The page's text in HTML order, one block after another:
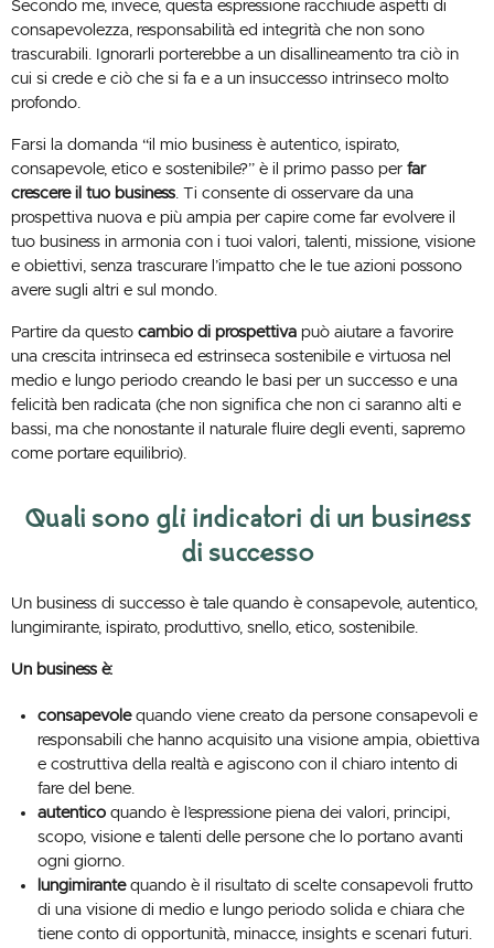
Secondo me, invece, questa espressione racchiude aspetti di
consapevolezza, responsabilità ed integrità che non sono
trascurabili. Ignorarli porterebbe a un disallineamento tra ciò in
cui si crede e ciò che si fa e a un insuccesso intrinseco molto
profondo.
Farsi la domanda “il mio business è autentico, ispirato,
consapevole, etico e sostenibile?” è il primo passo per far
crescere il tuo business . Ti consente di osservare da una
prospettiva nuova e più ampia per capire come far evolvere il
tuo business in armonia con i tuoi valori, talenti, missione, visione
e obiettivi, senza trascurare l’impatto che le tue azioni possono
avere sugli altri e sul mondo.
Partire da questo cambio di prospettiva può aiutare a favorire
una crescita intrinseca ed estrinseca sostenibile e virtuosa nel
medio e lungo periodo creando le basi per un successo e una
felicità ben radicata (che non significa che non ci saranno alti e
bassi, ma che nonostante il naturale fluire degli eventi, sapremo
come portare equilibrio).
Quali sono gli indicatori di un business
di successo
Un business di successo è tale quando è consapevole, autentico,
lungimirante, ispirato, produttivo, snello, etico, sostenibile.
Un business è:
consapevolequando viene creato da persone consapevoli e
responsabili che hanno acquisito una visione ampia, obiettiva
e costruttiva della realtà e agiscono con il chiaro intento di
fare del bene.
autenticoquando è l’espressione piena dei valori, principi,
scopo, visione e talenti delle persone che lo portano avanti
ogni giorno.
lungimirantequando è il risultato di scelte consapevoli frutto
di una visione di medio e lungo periodo solida e chiara che
tiene conto di opportunità, minacce, insights e scenari futuri.